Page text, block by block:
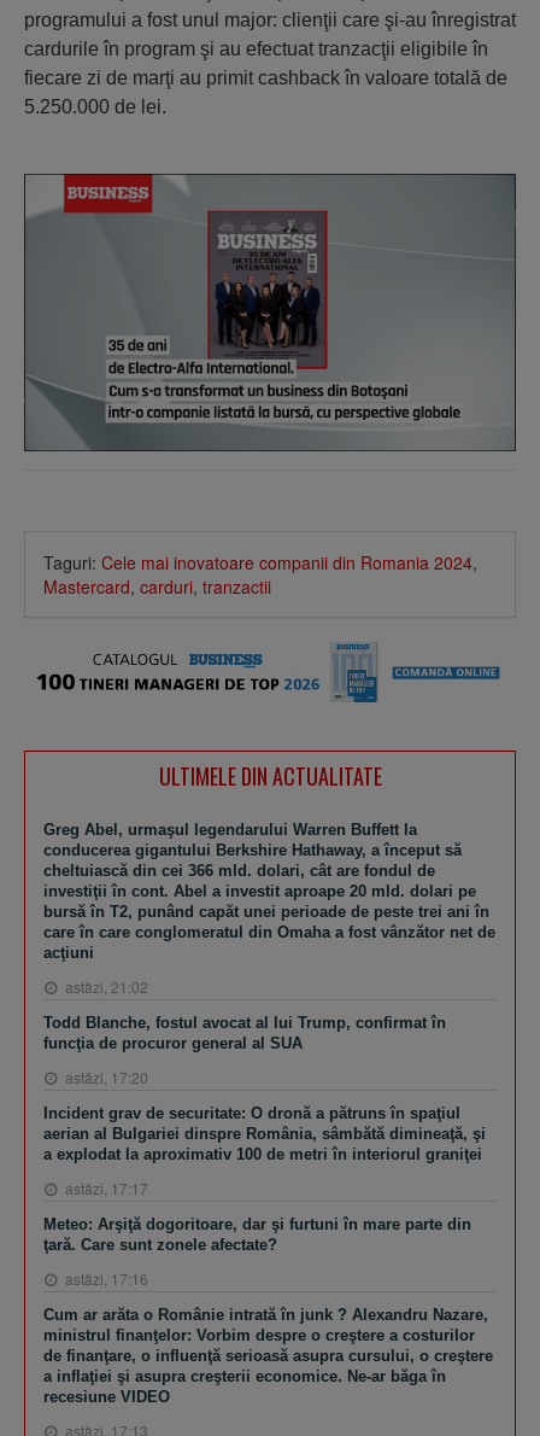
programului a fost unul major: clienţii care şi-au înregistrat
cardurile în program şi au efectuat tranzacţii eligibile în
fiecare zi de marţi au primit cashback în valoare totală de
5.250.000 de lei.
Taguri: Cele mai inovatoare companii din Romania 2024,
Mastercard, carduri, tranzactii
ULTIMELE DIN ACTUALITATE
Greg Abel, urmaşul legendarului Warren Buffett la
conducerea gigantului Berkshire Hathaway, a început să
cheltuiască din cei 366 mld. dolari, cât are fondul de
investiţii în cont. Abel a investit aproape 20 mld. dolari pe
bursă în T2, punând capăt unei perioade de peste trei ani în
care în care conglomeratul din Omaha a fost vânzător net de
acţiuni
astăzi, 21:02
Todd Blanche, fostul avocat al lui Trump, confirmat în
funcţia de procuror general al SUA
astăzi, 17:20
Incident grav de securitate: O dronă a pătruns în spaţiul
aerian al Bulgariei dinspre România, sâmbătă dimineaţă, şi
a explodat la aproximativ 100 de metri în interiorul graniţei
astăzi, 17:17
Meteo: Arşiţă dogoritoare, dar şi furtuni în mare parte din
ţară. Care sunt zonele afectate?
astăzi, 17:16
Cum ar arăta o Românie intrată în junk ? Alexandru Nazare,
ministrul finanţelor: Vorbim despre o creştere a costurilor
de finanţare, o influenţă serioasă asupra cursului, o creştere
a inflaţiei şi asupra creşterii economice. Ne-ar băga în
recesiune VIDEO
astăzi, 17:13